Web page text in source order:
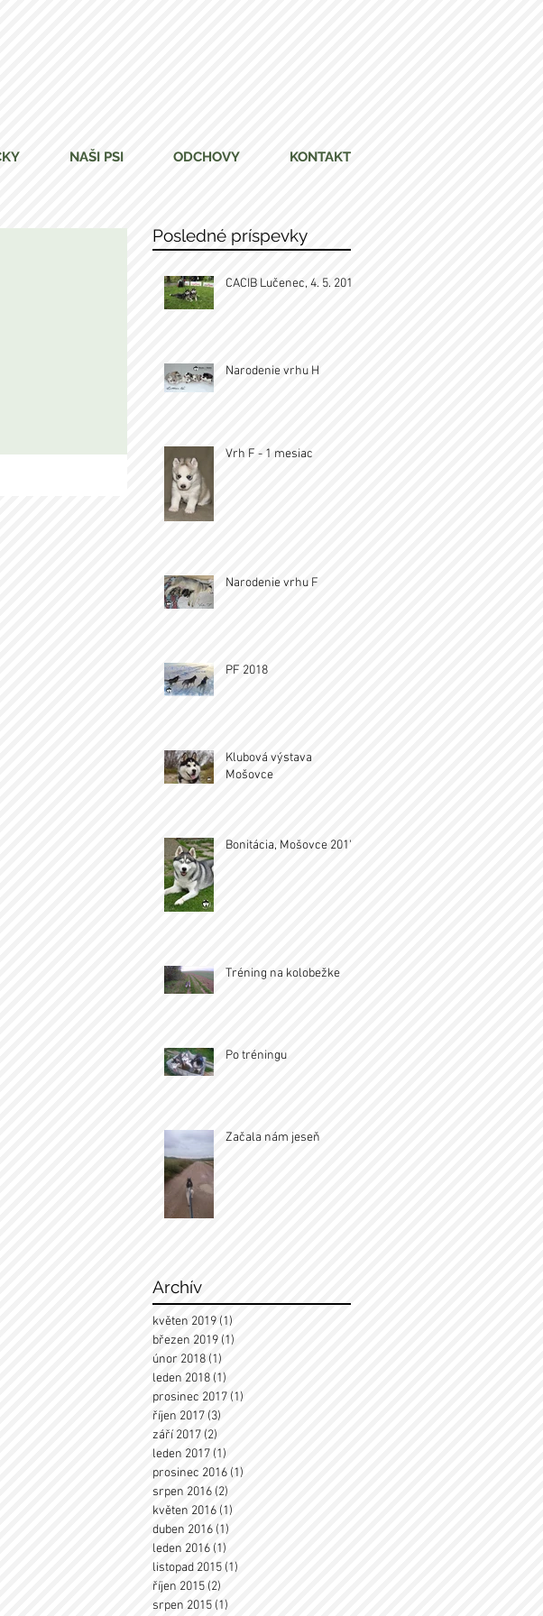
NAŠI PSI ODCHOVY KONTAKT
Posledné príspevky
CACIB Lučenec, 4. 5. 2019
Narodenie vrhu H
Vrh F - 1 mesiac
Narodenie vrhu F
PF 2018
Klubová výstava
Mošovce
Bonitácia, Mošovce 2017
Tréning na kolobežke
Po tréningu
Začala nám jeseň
Archív
květen 2019 (1)
březen 2019 (1)
únor 2018 (1)
leden 2018 (1)
prosinec 2017 (1)
říjen 2017 (3)
září 2017 (2)
leden 2017 (1)
prosinec 2016 (1)
srpen 2016 (2)
květen 2016 (1)
duben 2016 (1)
leden 2016 (1)
listopad 2015 (1)
říjen 2015 (2)
srpen 2015 (1)